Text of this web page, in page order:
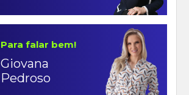
Para falar bem!
Giovana
Pedroso